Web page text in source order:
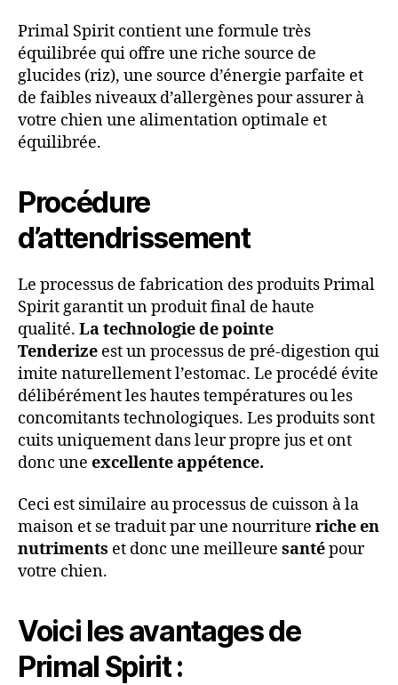
Primal Spirit contient une formule très
équilibrée qui offre une riche source de
glucides (riz), une source d’énergie parfaite et
de faibles niveaux d’allergènes pour assurer à
votre chien une alimentation optimale et
équilibrée.
Procédure
d’attendrissement
Le processus de fabrication des produits Primal
Spirit garantit un produit final de haute
qualité. La technologie de pointe
Tenderize est un processus de pré-digestion qui
imite naturellement l’estomac. Le procédé évite
délibérément les hautes températures ou les
concomitants technologiques. Les produits sont
cuits uniquement dans leur propre jus et ont
donc une excellente appétence.
Ceci est similaire au processus de cuisson à la
maison et se traduit par une nourriture riche en
nutriments et donc une meilleure santépour
votre chien.
Voici les avantages de
Primal Spirit :